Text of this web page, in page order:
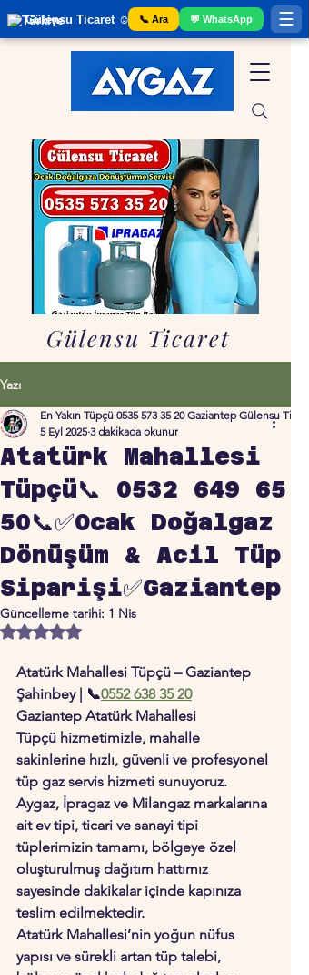
Gülensu Ticaret ☺️ Gaziantep Tüp Bayii
📞 Ara 💬 WhatsApp ☰
Gülensu Ticaret
Yazı
Atatürk Mahallesi
Tüpçü📞 0532 649 65
50📞✅Ocak Doğalgaz
Dönüşüm & Acil Tüp
Siparişi✅Gaziantep
En Yakın Tüpçü 0535 573 35 20 Gaziantep Gülensu Ticaret
5 Eyl 2025 3 dakikada okunur
Güncelleme tarihi: 1 Nis
5 üzerinden NaN yıldız
Atatürk Mahallesi Tüpçü – Gaziantep
Şahinbey | 📞0552 638 35 20
Gaziantep Atatürk Mahallesi
Tüpçü hizmetimizle, mahalle
sakinlerine hızlı, güvenli ve profesyonel
tüp gaz servis hizmeti sunuyoruz.
Aygaz, İpragaz ve Milangaz markalarına
ait ev tipi, ticari ve sanayi tipi
tüplerimizin tamamı, bölgeye özel
oluşturulmuş dağıtım hattımız
sayesinde dakikalar içinde kapınıza
teslim edilmektedir.
Atatürk Mahallesi’nin yoğun nüfus
yapısı ve sürekli artan tüp talebi,